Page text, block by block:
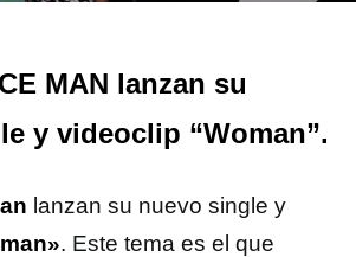
MAN lanzan su
y videoclip “Woman”.
lanzan su nuevo single y
. Este tema es el que